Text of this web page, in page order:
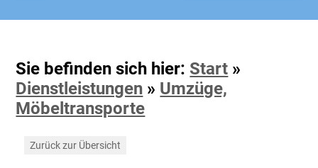
Sie befinden sich hier: Start »
Dienstleistungen » Umzüge,
Möbeltransporte
Zurück zur Übersicht